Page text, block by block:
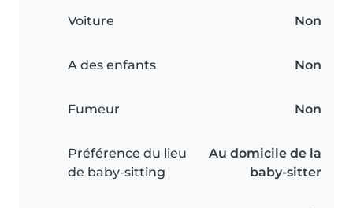
Voiture Non
A des enfants Non
Fumeur Non
Préférence du lieu
de baby-sitting
Au domicile de la
baby-sitter